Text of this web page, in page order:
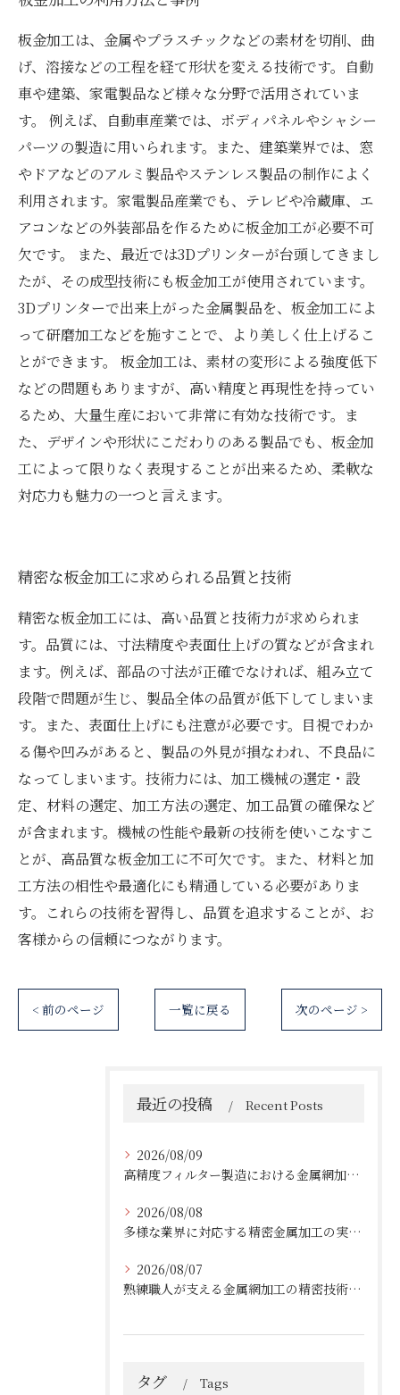
板金加工は、金属やプラスチックなどの素材を切削、曲
げ、溶接などの工程を経て形状を変える技術です。自動
車や建築、家電製品など様々な分野で活用されていま
す。 例えば、自動車産業では、ボディパネルやシャシー
パーツの製造に用いられます。また、建築業界では、窓
やドアなどのアルミ製品やステンレス製品の制作によく
利用されます。家電製品産業でも、テレビや冷蔵庫、エ
アコンなどの外装部品を作るために板金加工が必要不可
欠です。 また、最近では3Dプリンターが台頭してきまし
たが、その成型技術にも板金加工が使用されています。
3Dプリンターで出来上がった金属製品を、板金加工によ
って研磨加工などを施すことで、より美しく仕上げるこ
とができます。 板金加工は、素材の変形による強度低下
などの問題もありますが、高い精度と再現性を持ってい
るため、大量生産において非常に有効な技術です。ま
た、デザインや形状にこだわりのある製品でも、板金加
工によって限りなく表現することが出来るため、柔軟な
対応力も魅力の一つと言えます。
精密な板金加工に求められる品質と技術
精密な板金加工には、高い品質と技術力が求められま
す。品質には、寸法精度や表面仕上げの質などが含まれ
ます。例えば、部品の寸法が正確でなければ、組み立て
段階で問題が生じ、製品全体の品質が低下してしまいま
す。また、表面仕上げにも注意が必要です。目視でわか
る傷や凹みがあると、製品の外見が損なわれ、不良品に
なってしまいます。技術力には、加工機械の選定・設
定、材料の選定、加工方法の選定、加工品質の確保など
が含まれます。機械の性能や最新の技術を使いこなすこ
とが、高品質な板金加工に不可欠です。また、材料と加
工方法の相性や最適化にも精通している必要がありま
す。これらの技術を習得し、品質を追求することが、お
客様からの信頼につながります。
< 前のページ 一覧に戻る 次のページ >
最近の投稿 Recent Posts
2026/08/09
高精度フィルター製造における金属網加工の最前線
2026/08/08
多様な業界に対応する精密金属加工の実績と技術
2026/08/07
熟練職人が支える金属網加工の精密技術と柔軟対応
タグ Tags